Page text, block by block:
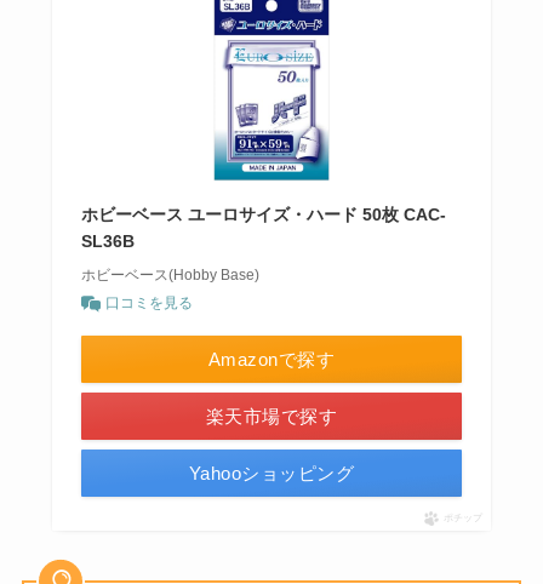
ホビーベース ユーロサイズ・ハード 50枚 CAC-
SL36B
ホビーベース(Hobby Base)
口コミを見る
Amazonで探す
楽天市場で探す
Yahooショッピング
ポチップ